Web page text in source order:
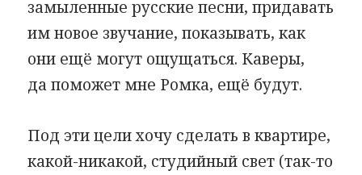
замыленные русские песни, придавать
им новое звучание, показывать, как
они ещё могут ощущаться. Каверы,
да поможет мне Ромка, ещё будут.
Под эти цели хочу сделать в квартире,
какой-никакой, студийный свет (так-то